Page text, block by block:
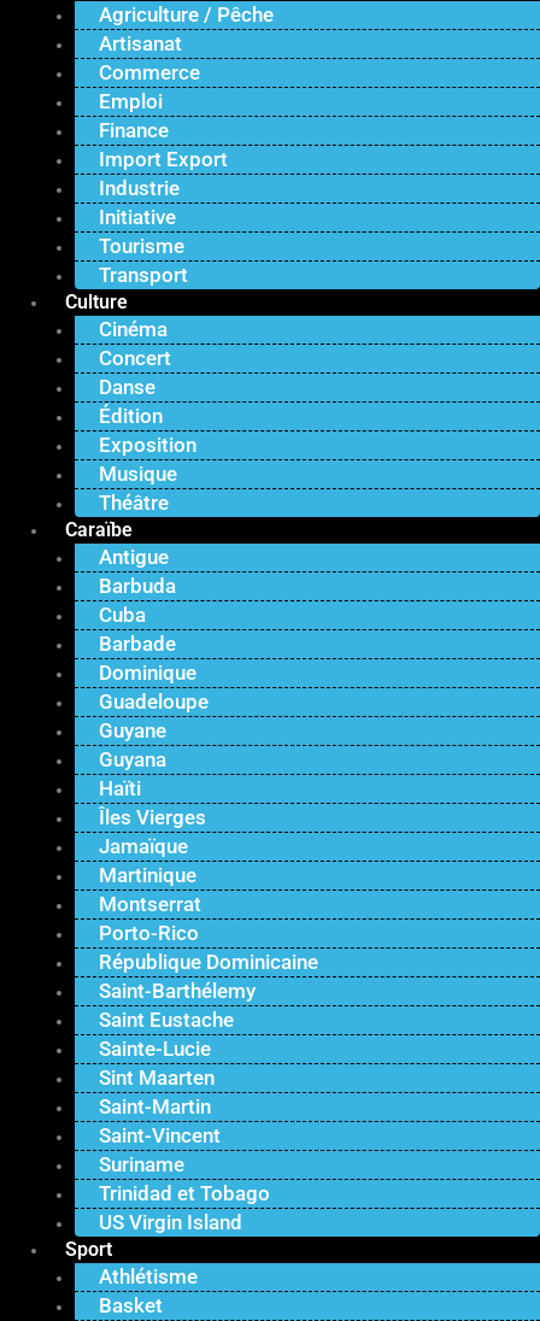
Agriculture / Pêche
Artisanat
Commerce
Emploi
Finance
Import Export
Industrie
Initiative
Tourisme
Transport
Culture
Cinéma
Concert
Danse
Édition
Exposition
Musique
Théâtre
Caraïbe
Antigue
Barbuda
Cuba
Barbade
Dominique
Guadeloupe
Guyane
Guyana
Haïti
Îles Vierges
Jamaïque
Martinique
Montserrat
Porto-Rico
République Dominicaine
Saint-Barthélemy
Saint Eustache
Sainte-Lucie
Sint Maarten
Saint-Martin
Saint-Vincent
Suriname
Trinidad et Tobago
US Virgin Island
Sport
Athlétisme
Basket